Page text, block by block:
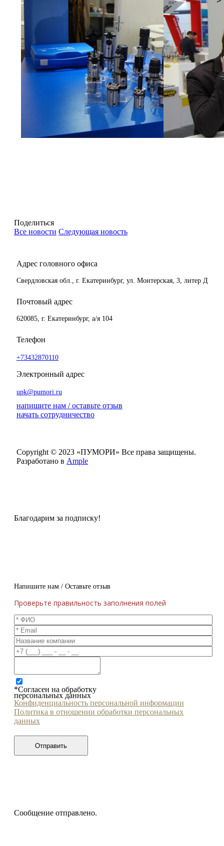
Поделиться
Все новости Следующая новость
Адрес головного офиса
Свердловская обл., г. Екатеринбург, ул. Монтерская, 3, литер Д
Почтовый адрес
620085, г. Екатеринбург, а/я 104
Телефон
+73432870110
Электронный адрес
upk@pumori.ru
напишите нам / оставьте отзыв
начать сотрудничество
Copyright © 2023 «ПУМОРИ» Все права защищены.
Разработано в Ample
Благодарим за подписку!
Напишите нам / Оставьте отзыв
Проверьте правильность заполнения полей
*Согласен на обработку
персональных данных
Конфиденциальность персональной информации
Политика в отношении обработки персональных
данных
Сообщение отправлено.